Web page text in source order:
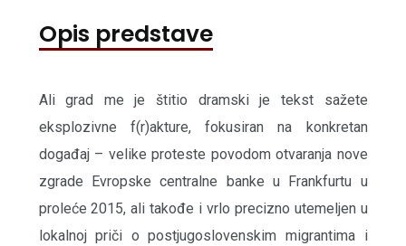
Opis predstave
Ali grad me je štitio dramski je tekst sažete
eksplozivne f(r)akture, fokusiran na konkretan
događaj – velike proteste povodom otvaranja nove
zgrade Evropske centralne banke u Frankfurtu u
proleće 2015, ali takođe i vrlo precizno utemeljen u
lokalnoj priči o postjugoslovenskim migrantima i